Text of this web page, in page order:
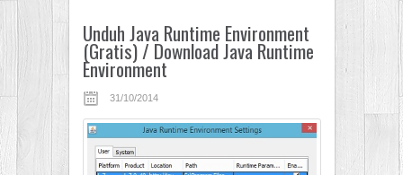
Unduh Java Runtime Environment
(Gratis) / Download Java Runtime
Environment
31/10/2014